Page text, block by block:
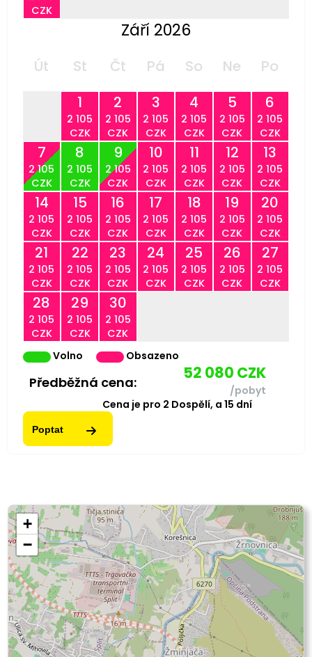
CZK
Září 2026
Út St Čt Pá So Ne
Po
1
2 105
CZK
2
2 105
CZK
3
2 105
CZK
4
2 105
CZK
5
2 105
CZK
6
2 105
CZK
7
2 105
CZK
8
2 105
CZK
9
2 105
CZK
10
2 105
CZK
11
2 105
CZK
12
2 105
CZK
13
2 105
CZK
14
2 105
CZK
15
2 105
CZK
16
2 105
CZK
17
2 105
CZK
18
2 105
CZK
19
2 105
CZK
20
2 105
CZK
21
2 105
CZK
22
2 105
CZK
23
2 105
CZK
24
2 105
CZK
25
2 105
CZK
26
2 105
CZK
27
2 105
CZK
28
2 105
CZK
29
2 105
CZK
30
2 105
CZK
Volno
Obsazeno
Předběžná cena: 52 080 CZK
/pobyt
Cena je pro 2 Dospělí, a 15 dní
Poptat
+
−